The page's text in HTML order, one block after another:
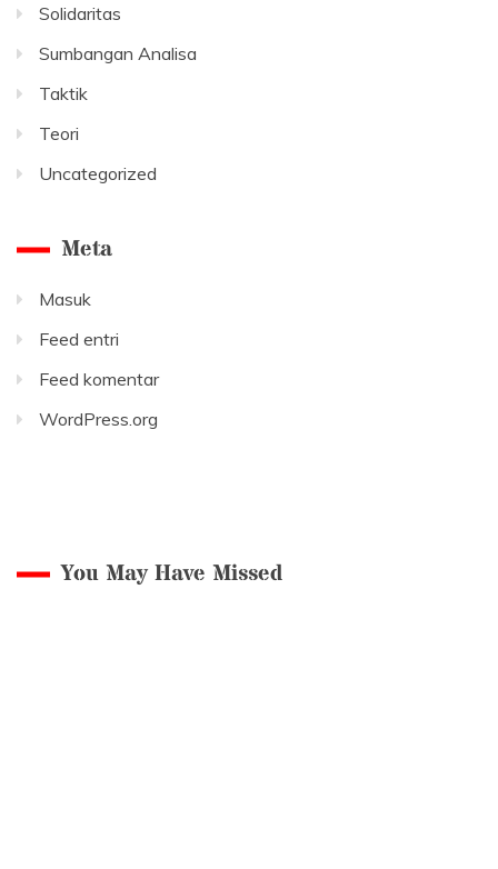
Solidaritas
Sumbangan Analisa
Taktik
Teori
Uncategorized
Meta
Masuk
Feed entri
Feed komentar
WordPress.org
You May Have Missed